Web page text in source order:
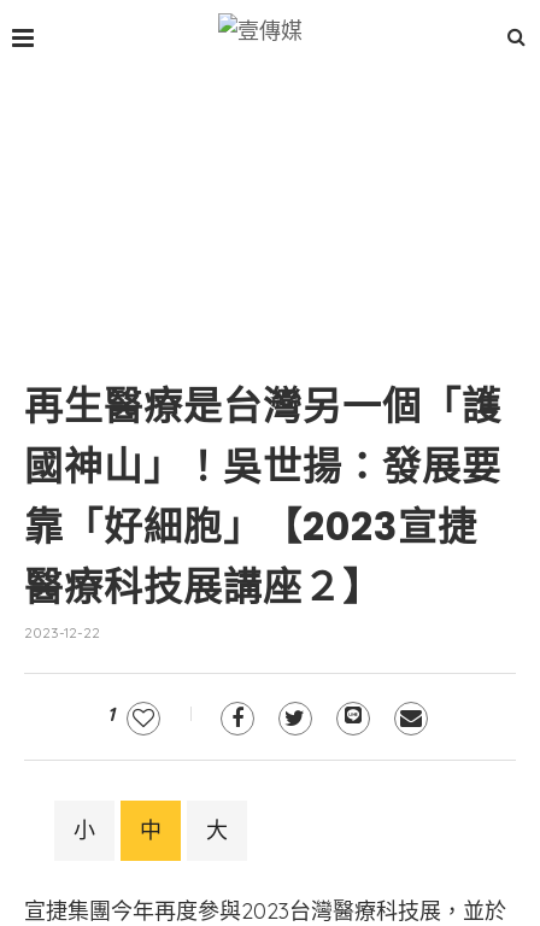
再生醫療是台灣另一個「護
國神山」！吳世揚：發展要
靠「好細胞」【2023宣捷
醫療科技展講座２】
2023-12-22
1
小 中 大
宣捷集團今年再度參與2023台灣醫療科技展，並於